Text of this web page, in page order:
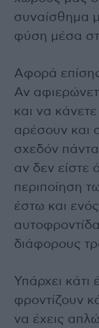
συναίσθημα
φύση μέσα
Αφορά
Αν
και να
αρέσουν και
σχεδόν
αν δεν είστε
περιποίηση
έστω και
διάφορους
Υπάρχει
φροντίζουν
να έχεις